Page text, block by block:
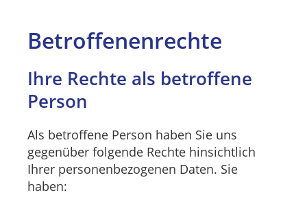
Betroffenenrechte
Ihre Rechte als betroffene
Person
Als betroffene Person haben Sie uns
gegenüber folgende Rechte hinsichtlich
Ihrer personenbezogenen Daten. Sie
haben: